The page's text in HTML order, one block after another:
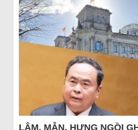
LÂM, MẪN, HƯNG NGỒI